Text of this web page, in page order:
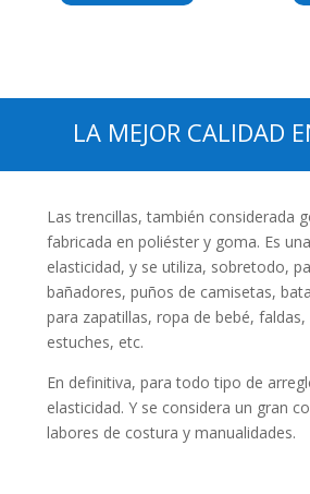
LA MEJOR CALIDAD
Las trencillas, también considerada
fabricada en poliéster y goma. Es
elasticidad, y se utiliza, sobretodo,
bañadores, puños de camisetas,
para zapatillas, ropa de bebé,
estuches, etc.
En definitiva, para todo tipo de
elasticidad. Y se considera un gran
labores de costura y manualidades.